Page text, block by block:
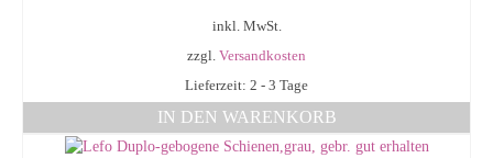
inkl. MwSt.
zzgl. Versandkosten
Lieferzeit: 2 - 3 Tage
IN DEN WARENKORB